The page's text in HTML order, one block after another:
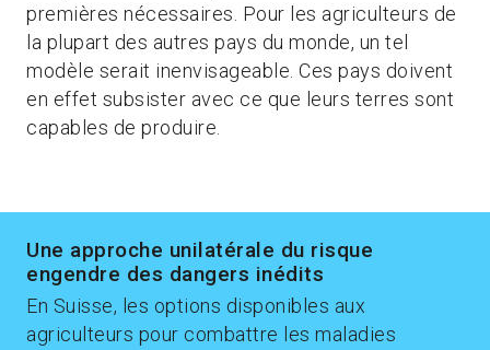
premières nécessaires. Pour les agriculteurs de
la plupart des autres pays du monde, un tel
modèle serait inenvisageable. Ces pays doivent
en effet subsister avec ce que leurs terres sont
capables de produire.
Une approche unilatérale du risque
engendre des dangers inédits
En Suisse, les options disponibles aux
agriculteurs pour combattre les maladies